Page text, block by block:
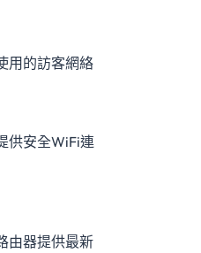
用的訪客網絡
供安全WiFi連
由器提供最新